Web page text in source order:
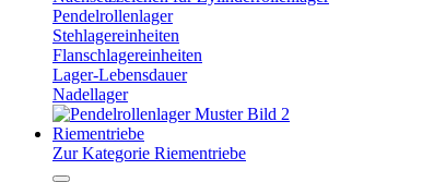
Pendelrollenlager
Stehlagereinheiten
Flanschlagereinheiten
Lager-Lebensdauer
Nadellager
Riementriebe
Zur Kategorie Riementriebe